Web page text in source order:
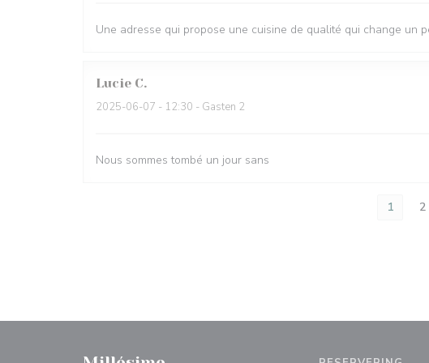
Une adresse qui propose une cuisine de qualité qui change un
Lucie C
2025-06-07 - 12:30 - Gasten 2
Nous sommes tombé un jour sans
1 2